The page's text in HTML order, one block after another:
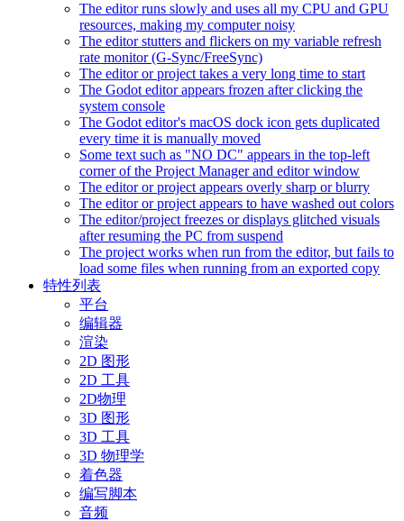
The editor runs slowly and uses all my CPU and GPU
resources, making my computer noisy
The editor stutters and flickers on my variable refresh
rate monitor (G-Sync/FreeSync)
The editor or project takes a very long time to start
The Godot editor appears frozen after clicking the
system console
The Godot editor's macOS dock icon gets duplicated
every time it is manually moved
Some text such as "NO DC" appears in the top-left
corner of the Project Manager and editor window
The editor or project appears overly sharp or blurry
The editor or project appears to have washed out colors
The editor/project freezes or displays glitched visuals
after resuming the PC from suspend
The project works when run from the editor, but fails to
load some files when running from an exported copy
特性列表
平台
编辑器
渲染
2D 图形
2D 工具
2D物理
3D 图形
3D 工具
3D 物理学
着色器
编写脚本
音频